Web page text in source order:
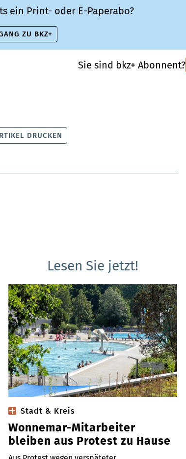
ein Print- oder E-Paperabo?
ZU BKZ+
Sie sind bkz+ Abonnent?
DRUCKEN
Lesen Sie jetzt!
Stadt & Kreis
Wonnemar-Mitarbeiter
bleiben aus Protest zu Hause